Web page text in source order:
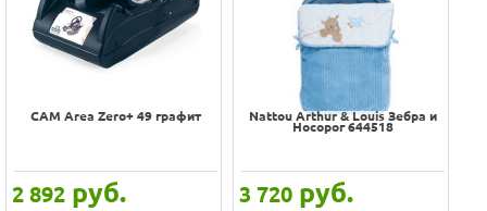
CAM Area Zero+ 49 графит
2 892 руб.
Nattou Arthur & Louis Зебра и
Носорог 644518
3 720 руб.